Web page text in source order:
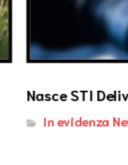
Nasce STI
In evidenza